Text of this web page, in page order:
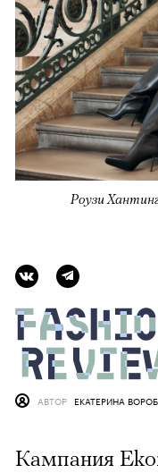
Роузи
АВТОР ЕКАТЕРИНА
Кампания